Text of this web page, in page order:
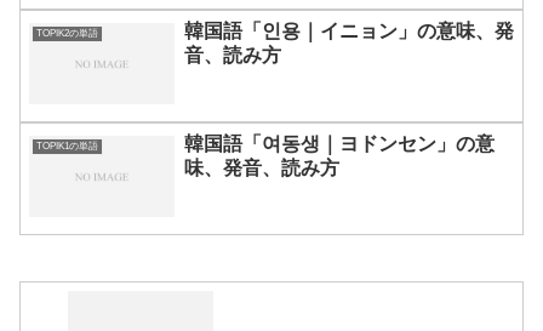
TOPIK2の単語
韓国語「인용｜イニョン」の意味、発
音、読み方
TOPIK1の単語
韓国語「여동생｜ヨドンセン」の意
味、発音、読み方